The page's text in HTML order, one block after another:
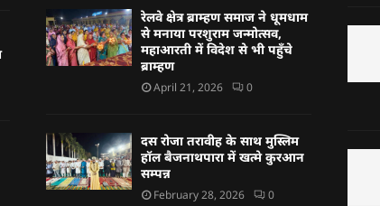
रेलवे क्षेत्र ब्राम्हण समाज ने धूमधाम
से मनाया परशुराम जन्मोत्सव,
महाआरती में विदेश से भी पहुँचे
ब्राम्हण
April 21, 2026 0
दस रोजा तरावीह के साथ मुस्लिम
हॉल बैजनाथपारा में खत्मे कुरआन
सम्पन्न
February 28, 2026 0